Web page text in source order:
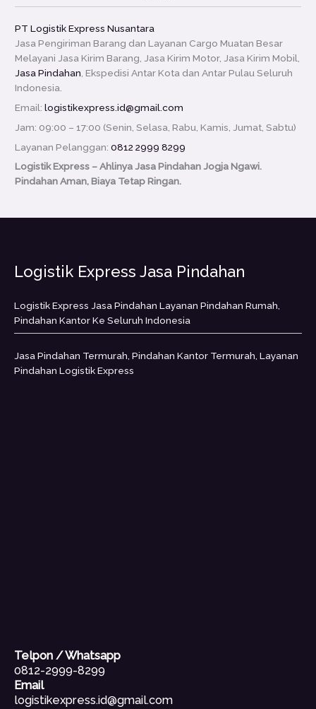
PT Logistik Express Nusantara
Jasa Pengiriman Barang dan Layanan Cargo Muatan Besar
Melayani Jasa Kirim Barang, Jasa Kirim Motor, Jasa Kirim Mobil,
Jasa Pindahan , Ekspedisi Antar Kota dan Antar Pulau Seluruh
Indonesia.
Email:logistikexpress.id@gmail.com
Jam: 09:00 – 17:00 (Senin, Selasa, Rabu, Kamis, Jumat, Sabtu)
Layanan Pelanggan:0812 2999 8299
Logistik Express – Ahlinya Jasa Pindahan Jogja Ngawi.
Pindahan Aman, Biaya Tetap Ringan.
Logistik Express Jasa Pindahan
Logistik Express Jasa Pindahan Layanan Pindahan Rumah,
Pindahan Kantor Ke Seluruh Indonesia
Jasa Pindahan Termurah, Pindahan Kantor Termurah, Layanan
Pindahan Logistik Express
Telpon / Whatsapp
0812-2999-8299
Email
logistikexpress.id@gmail.com